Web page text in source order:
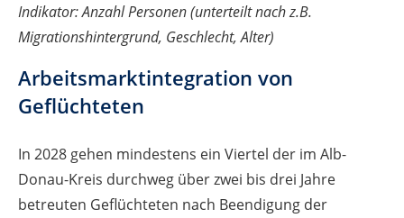
Indikator: Anzahl Personen(unterteilt nach z.B.
Migrationshintergrund, Geschlecht, Alter)
Arbeitsmarktintegration von
Geflüchteten
In 2028 gehen mindestens ein Viertel der im Alb-
Donau-Kreis durchweg über zwei bis drei Jahre
betreuten Geflüchteten nach Beendigung der